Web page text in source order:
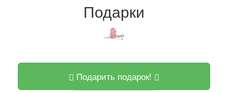
Подарки
Подарить подарок!